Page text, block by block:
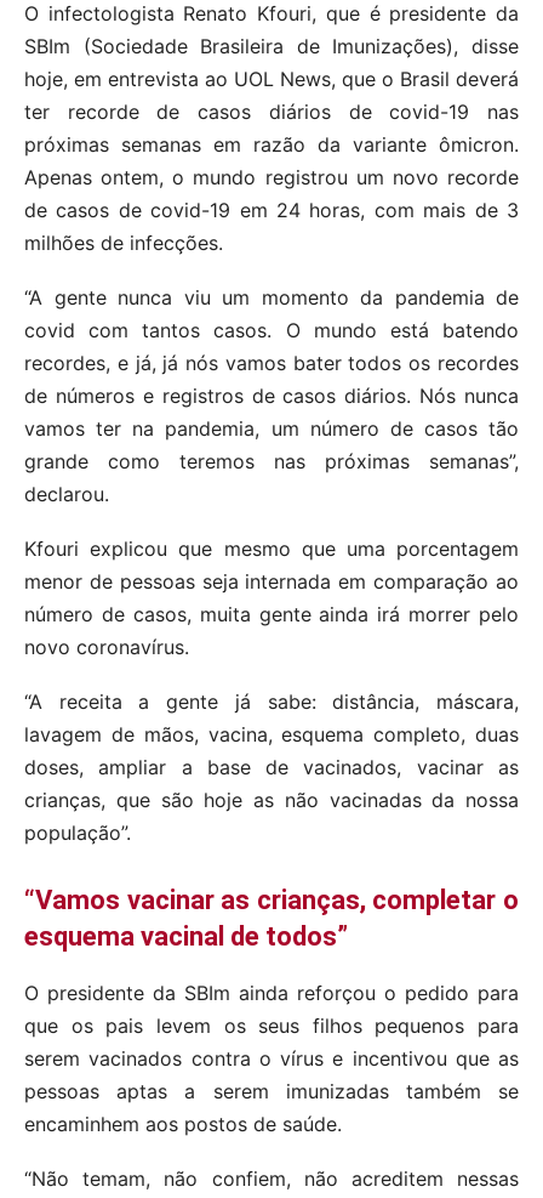
O infectologista Renato Kfouri, que é presidente da
SBIm (Sociedade Brasileira de Imunizações), disse
hoje, em entrevista ao UOL News, que o Brasil deverá
ter recorde de casos diários de covid-19 nas
próximas semanas em razão da variante ômicron.
Apenas ontem, o mundo registrou um novo recorde
de casos de covid-19 em 24 horas, com mais de 3
milhões de infecções.
“A gente nunca viu um momento da pandemia de
covid com tantos casos. O mundo está batendo
recordes, e já, já nós vamos bater todos os recordes
de números e registros de casos diários. Nós nunca
vamos ter na pandemia, um número de casos tão
grande como teremos nas próximas semanas”,
declarou.
Kfouri explicou que mesmo que uma porcentagem
menor de pessoas seja internada em comparação ao
número de casos, muita gente ainda irá morrer pelo
novo coronavírus.
“A receita a gente já sabe: distância, máscara,
lavagem de mãos, vacina, esquema completo, duas
doses, ampliar a base de vacinados, vacinar as
crianças, que são hoje as não vacinadas da nossa
população”.
“Vamos vacinar as crianças, completar o
esquema vacinal de todos”
O presidente da SBIm ainda reforçou o pedido para
que os pais levem os seus filhos pequenos para
serem vacinados contra o vírus e incentivou que as
pessoas aptas a serem imunizadas também se
encaminhem aos postos de saúde.
“Não temam, não confiem, não acreditem nessas